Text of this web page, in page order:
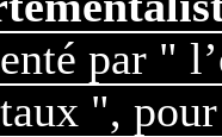
par "
",